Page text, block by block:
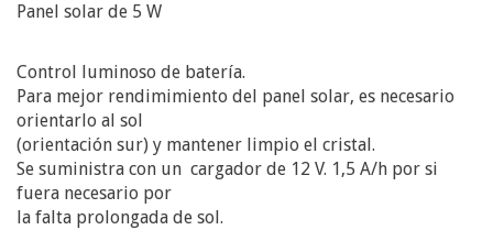
Panel solar de 5 W
Control luminoso de batería.
Para mejor rendimimiento del panel solar, es necesario
orientarlo al sol
(orientación sur) y mantener limpio el cristal.
Se suministra con un cargador de 12 V. 1,5 A/h por si
fuera necesario por
la falta prolongada de sol.